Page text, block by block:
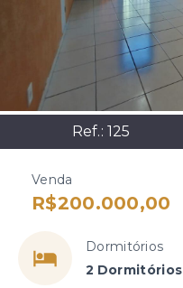
Ref.: 125
Venda
R$200.000,00
Dormitórios
2 Dormitórios